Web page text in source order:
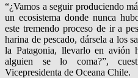
“¿Vamos a seguir produciendo
un ecosistema donde nunca
este tremendo proceso de ir a
harina de pescado, dársela a los
la Patagonia, llevarlo en avión
alguien se lo coma?”,
Vicepresidenta de Oceana Chile.